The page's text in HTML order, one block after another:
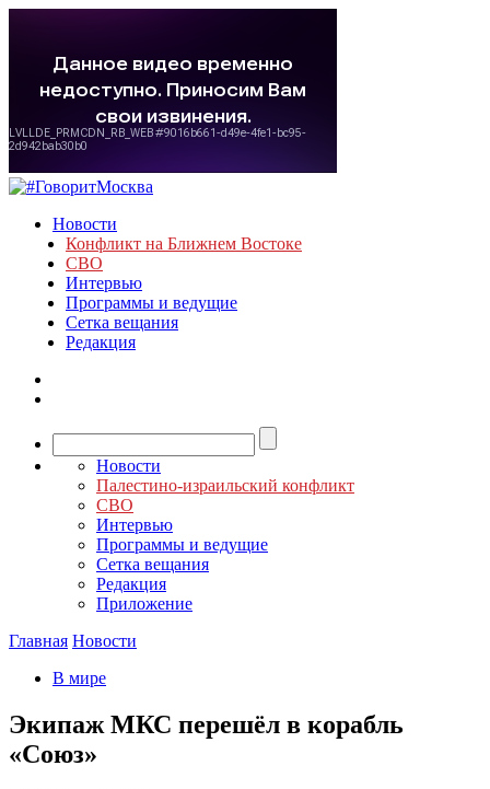
Новости
Конфликт на Ближнем Востоке
СВО
Интервью
Программы и ведущие
Сетка вещания
Редакция
Новости
Палестино-израильский конфликт
СВО
Интервью
Программы и ведущие
Сетка вещания
Редакция
Приложение
Главная Новости
В мире
Экипаж МКС перешёл в корабль
«Союз»